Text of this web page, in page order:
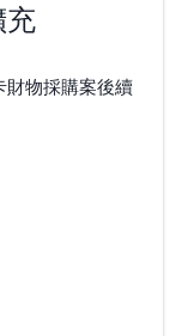
充
財物採購案後續